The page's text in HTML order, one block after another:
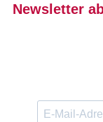
Newsletter